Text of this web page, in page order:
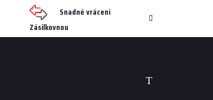
Snadné vrácení
Zásilkovnou
NÁKUPNÍ